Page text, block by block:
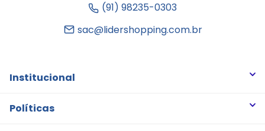
(91) 98235-0303
sac@lidershopping.com.br
Institucional
Quem somos
Políticas